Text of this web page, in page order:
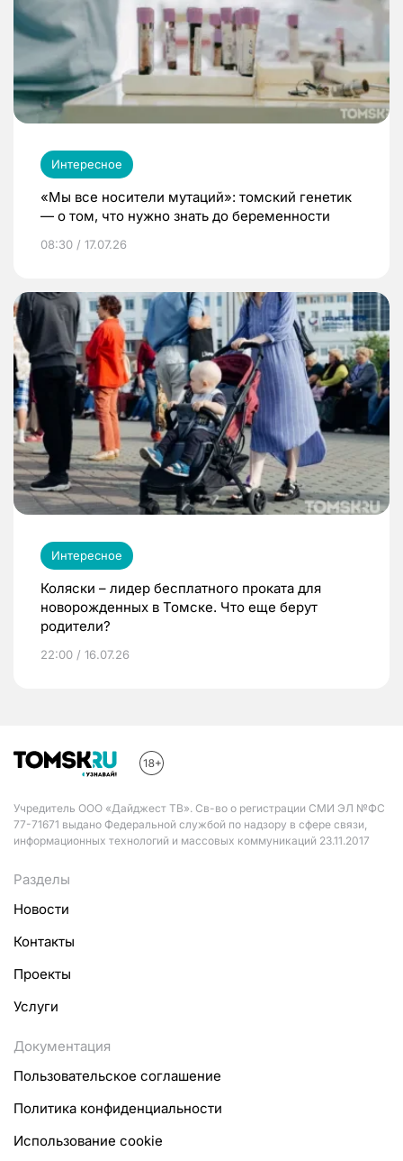
Интересное
«Мы все носители мутаций»: томский генетик
— о том, что нужно знать до беременности
08:30 / 17.07.26
Интересное
Коляски – лидер бесплатного проката для
новорожденных в Томске. Что еще берут
родители?
22:00 / 16.07.26
Учредитель ООО «Дайджест ТВ». Св-во о регистрации СМИ ЭЛ №ФС
77-71671 выдано Федеральной службой по надзору в сфере связи,
информационных технологий и массовых коммуникаций 23.11.2017
Разделы
Новости
Контакты
Проекты
Услуги
Документация
Пользовательское соглашение
Политика конфиденциальности
Использование cookie